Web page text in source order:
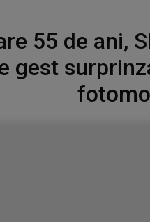
55 de ani,
gest